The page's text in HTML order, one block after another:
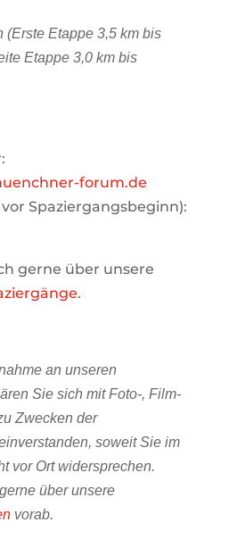
(Erste Etappe 3,5 km bis
Etappe 3,0 km bis
forum.de
Spaziergangsbeginn):
gerne über unsere
.
an unseren
Sie sich mit Foto-, Film-
Zwecken der
soweit Sie im
vor Ort widersprechen.
über unsere
vorab.